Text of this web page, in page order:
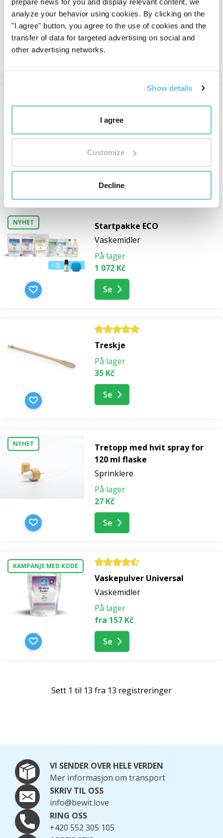
analyze your behavior using cookies. By clicking on the
"I agree" button, you agree to the use of cookies and the
transfer of data for targeted advertising on social and
other advertising networks.
Show details
I agree
Customize
Decline
Saltlamper
På lager
57 Kč142 Kč
Shungitt-underlag for glass -
firkantet
645 Kč
NYHET
Startpakke ECO
Vaskemidler
På lager
1 072 Kč
Se
Treskje
På lager
35 Kč
Se
NYHET
Tretopp med hvit spray for
120 ml flaske
Sprinklere
På lager
27 Kč
Se
KAMPANJE MED KODE
Vaskepulver Universal
Vaskemidler
På lager
fra 157 Kč
Se
Sett 1 til 13 fra 13 registreringer
VI SENDER OVER HELE VERDEN
Mer informasjon om transport
SKRIV TIL OSS
info@bewit.love
RING OSS
+420 552 305 105